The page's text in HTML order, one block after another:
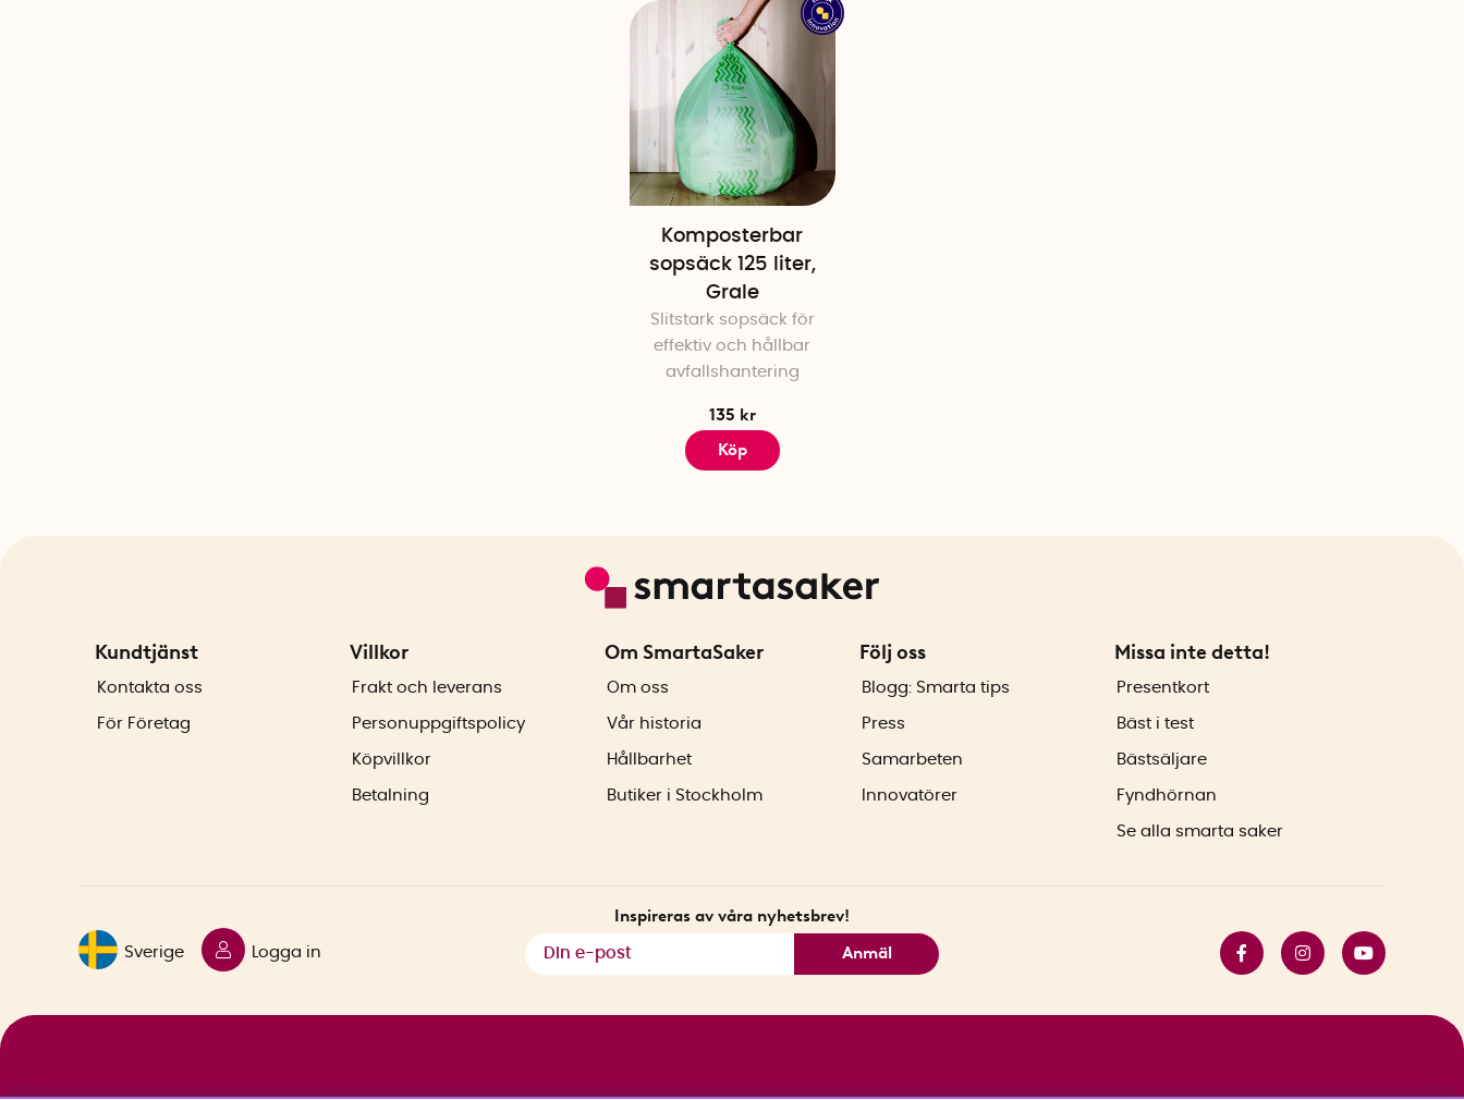
Komposterbar
sopsäck 125 liter,
Grale
Slitstark sopsäck för
effektiv och hållbar
avfallshantering
135 kr
Köp
Kundtjänst
Kontakta oss
För Företag
Villkor
Frakt och leverans
Personuppgiftspolicy
Köpvillkor
Betalning
Om SmartaSaker
Om oss
Vår historia
Hållbarhet
Butiker i Stockholm
Följ oss
Blogg: Smarta tips
Press
Samarbeten
Innovatörer
Missa inte detta!
Presentkort
Bäst i test
Bästsäljare
Fyndhörnan
Se alla smarta saker
Sverige Logga in
Inspireras av våra nyhetsbrev!
Anmäl